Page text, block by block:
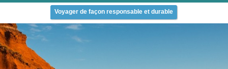
Voyager de façon responsable et durable